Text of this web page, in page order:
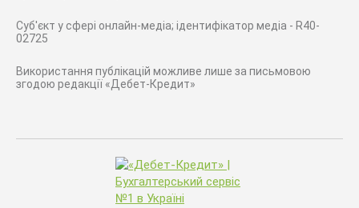
Суб'єкт у сфері онлайн-медіа; ідентифікатор медіа - R40-
02725
Використання публікацій можливе лише за письмовою
згодою редакції «Дебет-Кредит»